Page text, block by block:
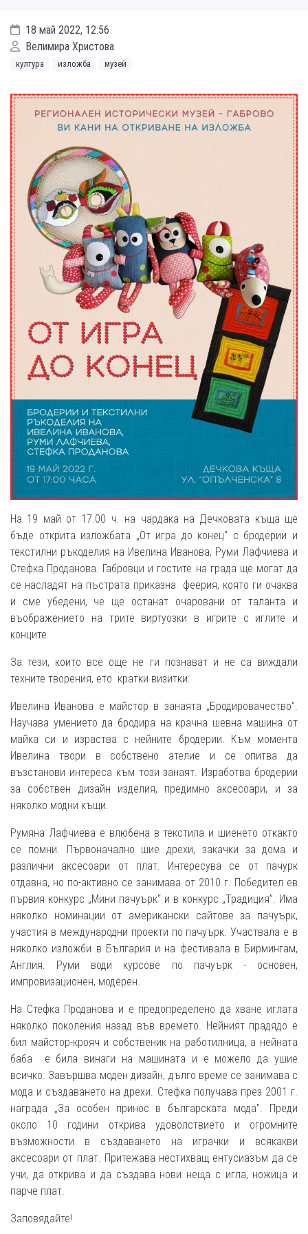
18 май 2022, 12:56
Велимира Христова
култура изложба музей
На 19 май от 17.00 ч. на чардака на Дечковата къща ще
бъде открита изложбата „От игра до конец“ с бродерии и
текстилни ръкоделия на Ивелина Иванова, Руми Лафчиева и
Стефка Проданова. Габровци и гостите на града ще могат да
се насладят на пъстрата приказна феерия, която ги очаква
и сме убедени, че ще останат очаровани от таланта и
въображението на трите виртуозки в игрите с иглите и
конците.
За тези, които все още не ги познават и не са виждали
техните творения, ето кратки визитки:
Ивелина Иванова е майстор в занаята „Бродировачество”.
Научава умението да бродира на крачна шевна машина от
майка си и израства с нейните бродерии. Към момента
Ивелина твори в собствено ателие и се опитва да
възстанови интереса към този занаят. Изработва бродерии
за собствен дизайн изделия, предимно аксесоари, и за
няколко модни къщи.
Румяна Лафчиева е влюбена в текстила и шиенето откакто
се помни. Първоначално шие дрехи, закачки за дома и
различни аксесоари от плат. Интересува се от пачурк
отдавна, но по-активно се занимава от 2010 г. Победител ев
първия конкурс „Мини пачуърк“ и в конкурс „Традиция”. Има
няколко номинации от американски сайтове за пачуърк,
участия в международни проекти по пачуърк. Участвала е в
няколко изложби в България и на фестивала в Бирмингам,
Англия. Руми води курсове по пачуърк - основен,
импровизационен, модерен.
На Стефка Проданова и е предопределено да хванe иглата
няколко поколения назад във времето. Нейният прадядо е
бил майстор-крояч и собственик на работилница, а нейната
баба е била винаги на машината и е можело да ушие
всичко. Завършва моден дизайн, дълго време се занимава с
мода и създаването на дрехи. Стефка получава през 2001 г.
награда „За особен принос в българската мода". Преди
около 10 години открива удоволствието и огромните
възможности в създаването на играчки и всякакви
аксесоари от плат. Притежава нестихващ ентусиазъм да се
учи, да открива и да създава нови неща с игла, ножица и
парче плат.
Заповядайте!